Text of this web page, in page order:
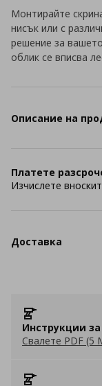
Монтирайте
нисък или с
решение за
облик се вписва
Описание на
Платете
Изчислете
Доставка
Инструкции
Свалете PDF (5